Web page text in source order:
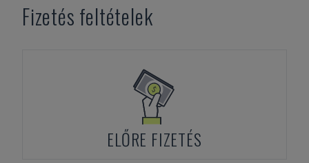
Fizetés feltételek
ELŐRE FIZETÉS